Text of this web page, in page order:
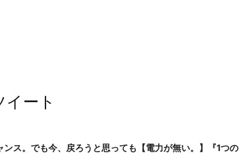
ート
ンス。でも今、戻ろうと思っても【電力が無い。】『1つの